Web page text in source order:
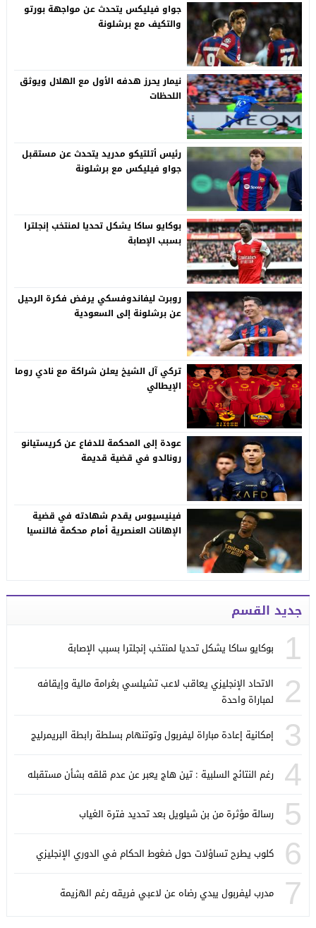
جواو فيليكس يتحدث عن مواجهة بورتو
والتكيف مع برشلونة
نيمار يحرز هدفه الأول مع الهلال ويوثق
اللحظات
رئيس أتلتيكو مدريد يتحدث عن مستقبل
جواو فيليكس مع برشلونة
بوكايو ساكا يشكل تحديا لمنتخب إنجلترا
بسبب الإصابة
روبرت ليفاندوفسكي يرفض فكرة الرحيل
عن برشلونة إلى السعودية
تركي آل الشيخ يعلن شراكة مع نادي روما
الإيطالي
عودة إلى المحكمة للدفاع عن كريستيانو
رونالدو في قضية قديمة
فينيسيوس يقدم شهادته في قضية
الإهانات العنصرية أمام محكمة فالنسيا
جديد القسم
1 بوكايو ساكا يشكل تحديا لمنتخب إنجلترا بسبب الإصابة
2
الاتحاد الإنجليزي يعاقب لاعب تشيلسي بغرامة مالية وإيقافه
لمباراة واحدة
3 إمكانية إعادة مباراة ليفربول وتوتنهام بسلطة رابطة البريمرليج
4 رغم النتائج السلبية : تين هاج يعبر عن عدم قلقه بشأن مستقبله
5 رسالة مؤثرة من بن شيلويل بعد تحديد فترة الغياب
6 كلوب يطرح تساؤلات حول ضغوط الحكام في الدوري الإنجليزي
7 مدرب ليفربول يبدي رضاه عن لاعبي فريقه رغم الهزيمة